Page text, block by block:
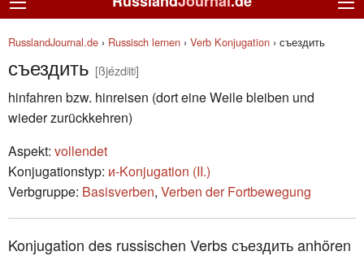
RusslandJournal.de › Russisch lernen › Verb Konjugation › съездить
съездить [ßjézdʲitʲ]
hinfahren bzw. hinreisen (dort eine Weile bleiben und
wieder zurückkehren)
Aspekt: vollendet
Konjugationstyp: и-Konjugation (II.)
Verbgruppe: Basisverben, Verben der Fortbewegung
Konjugation des russischen Verbs съездить anhören